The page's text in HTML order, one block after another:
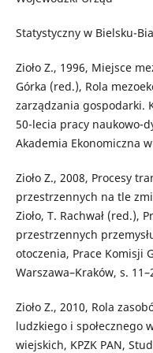
Statystyczny w Bielsku-
Zioło Z., 1996, Miejsce
Górka (red.), Rola
zarządzania gospodarki.
50-lecia pracy naukowo-
Akademia Ekonomiczna
Zioło Z., 2008, Procesy
przestrzennych na tle
Zioło, T. Rachwał (red.),
przestrzennych
otoczenia, Prace Komisji
Warszawa–Kraków, s.
Zioło Z., 2010, Rola
ludzkiego i społecznego
wiejskich, KPZK PAN,